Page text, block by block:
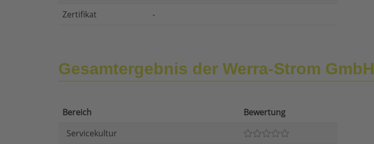
Zertifikat
-
Gesamtergebnis der Werra-Strom GmbH
Bereich
Bewertung
Servicekultur